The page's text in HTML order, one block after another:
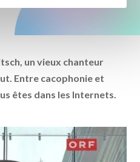
un vieux chanteur
Entre cacophonie et
êtes dans les Internets.